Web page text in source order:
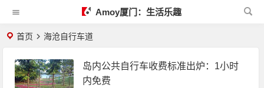
Amoy厦门：生活乐趣
首页 海沧自行车道
岛内公共自行车收费标准出炉：1小时
内免费